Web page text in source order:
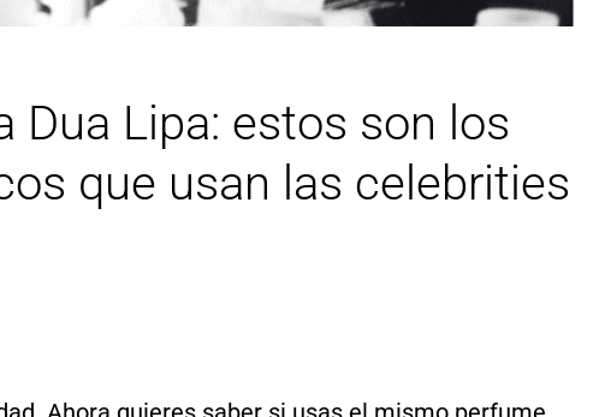
Dua Lipa: estos son los
que usan las celebrities